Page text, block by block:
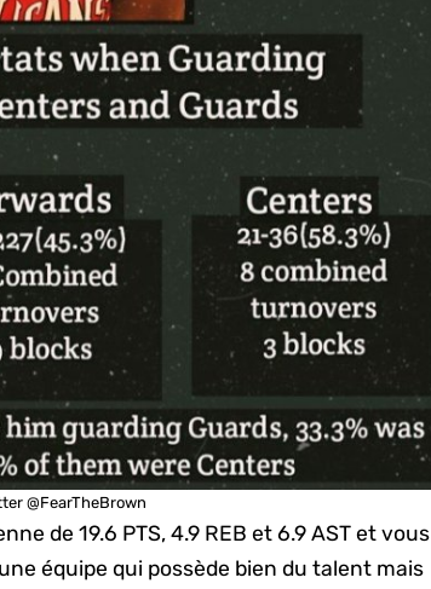
@FearTheBrown
de 19.6 PTS, 4.9 REB et 6.9 AST et vous
équipe qui possède bien du talent mais